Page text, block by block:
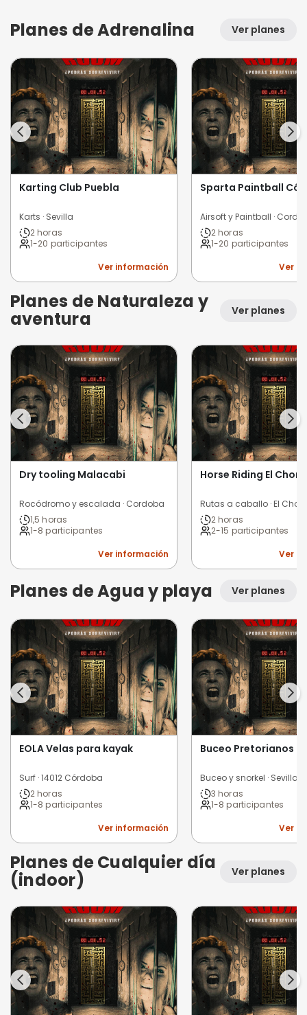
Planes de Adrenalina Ver planes
Karting Club Puebla
Karts · Sevilla
2 horas
1-20 participantes
Ver información
Sparta Paintball
Airsoft y Paintball ·
2 horas
1-20 participantes
Ver
Planes de Naturaleza y
aventura Ver planes
Dry tooling Malacabi
Rocódromo y escalada · Cordoba
1,5 horas
1-8 participantes
Ver información
Horse Riding El
Rutas a caballo · El
2 horas
2-15 participantes
Ver
Planes de Agua y playa Ver planes
EOLA Velas para kayak
Surf · 14012 Córdoba
2 horas
1-8 participantes
Ver información
Buceo Pretorianos
Buceo y snorkel · Sevilla
3 horas
1-8 participantes
Ver
Planes de Cualquier día
(indoor) Ver planes